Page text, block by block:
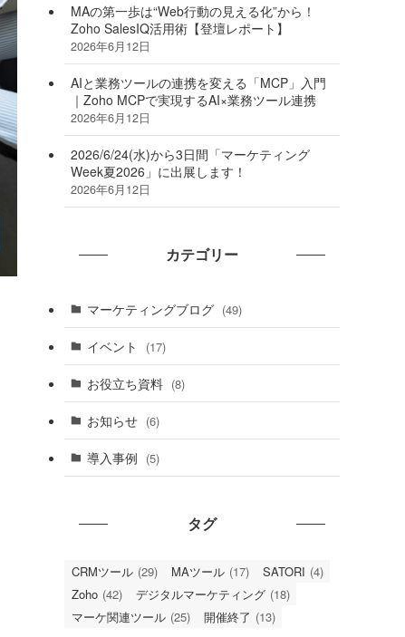
MAの第一歩は“Web行動の見える化”から！
Zoho SalesIQ活用術【登壇レポート】
2026年6月12日
AIと業務ツールの連携を変える「MCP」入門
｜Zoho MCPで実現するAI×業務ツール連携
2026年6月12日
2026/6/24(水)から3日間「マーケティング
Week夏2026」に出展します！
2026年6月12日
カテゴリー
マーケティングブログ (49)
イベント (17)
お役立ち資料 (8)
お知らせ (6)
導入事例 (5)
タグ
CRMツール (29) MAツール (17) SATORI (4)
Zoho (42) デジタルマーケティング (18)
マーケ関連ツール (25) 開催終了 (13)